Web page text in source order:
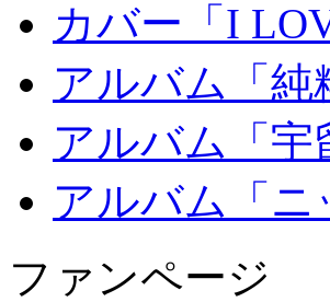
カバー「I
アルバム「純
アルバム「
アルバム「
ファンページ